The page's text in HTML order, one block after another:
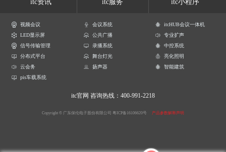
itc资讯 itc服务 itc小程序
视频会议 会议系统
itcHUB会议一体机
LED显示屏
公共广播
专业扩声
信号传输管理
录播系统
中控系统
分布式平台
舞台灯光
亮化照明
云会务
扬声器
智能建筑
pis车载系统
itc官网 咨询热线：400-991-2218
Copyright © 广东保伦电子股份有限公司 粤ICP备16106620号 产品参数解释声明